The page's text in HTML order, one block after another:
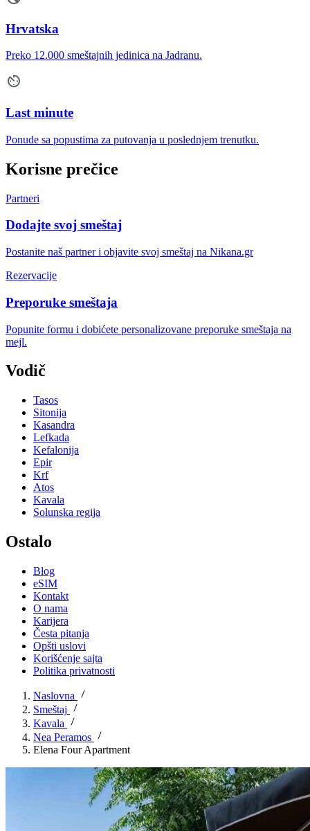
Hrvatska
Preko 12.000 smeštajnih jedinica na Jadranu.
Last minute
Ponude sa popustima za putovanja u poslednjem trenutku.
Korisne prečice
Partneri
Dodajte svoj smeštaj
Postanite naš partner i objavite svoj smeštaj na Nikana.gr
Rezervacije
Preporuke smeštaja
Popunite formu i dobićete personalizovane preporuke smeštaja na
mejl.
Vodič
Tasos
Sitonija
Kasandra
Lefkada
Kefalonija
Epir
Krf
Atos
Kavala
Solunska regija
Ostalo
Blog
eSIM
Kontakt
O nama
Karijera
Česta pitanja
Opšti uslovi
Korišćenje sajta
Politika privatnosti
Naslovna
Smeštaj
Kavala
Nea Peramos
Elena Four Apartment